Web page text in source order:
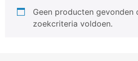
Geen producten gevonden
zoekcriteria voldoen.